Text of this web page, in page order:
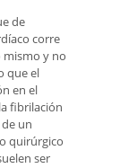
de
corre
mismo y no
que el
en el
fibrilación
un
quirúrgico
ser